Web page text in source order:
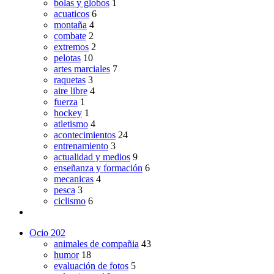
bolas y globos 1
acuaticos 6
montaña 4
combate 2
extremos 2
pelotas 10
artes marciales 7
raquetas 3
aire libre 4
fuerza 1
hockey 1
atletismo 4
acontecimientos 24
entrenamiento 3
actualidad y medios 9
enseñanza y formación 6
mecanicas 4
pesca 3
ciclismo 6
Ocio 202
animales de compañia 43
humor 18
evaluación de fotos 5